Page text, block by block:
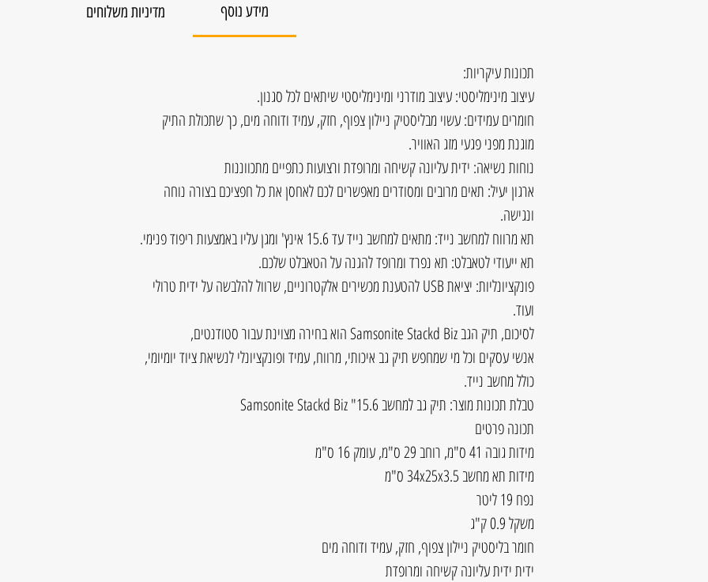
מידע נוסף מדיניות משלוחים
תכונות עיקריות:
עיצוב מינימליסטי: עיצוב מודרני ומינימליסטי שיתאים לכל סגנון.
חומרים עמידים: עשוי מבליסטיק ניילון צפוף, חזק, עמיד ודוחה מים, כך שתכולת התיק
מוגנת מפני פגעי מזג האוויר.
נוחות נשיאה: ידית עליונה קשיחה ומרופדת ורצועות כתפיים מתכווננות
ארגון יעיל: תאים מרובים ומסודרים מאפשרים לכם לאחסן את כל חפציכם בצורה נוחה
ונגישה.
תא מרווח למחשב נייד: מתאים למחשב נייד עד 15.6 אינץ' ומגן עליו באמצעות ריפוד פנימי.
תא ייעודי לטאבלט: תא נפרד ומרופד להגנה על הטאבלט שלכם.
פונקציונליות: יציאת USB להטענת מכשירים אלקטרוניים, שרוול להלבשה על ידית טרולי
ועוד.
לסיכום, תיק הגב Samsonite Stackd Biz הוא בחירה מצוינת עבור סטודנטים,
אנשי עסקים וכל מי שמחפש תיק גב איכותי, מרווח, עמיד ופונקציונלי לנשיאת ציוד יומיומי,
כולל מחשב נייד.
טבלת תכונות מוצר: תיק גב למחשב 15.6" Samsonite Stackd Biz
תכונה פרטים
מידות גובה 41 ס"מ, רוחב 29 ס"מ, עומק 16 ס"מ
מידות תא מחשב 34x25x3.5 ס"מ
נפח 19 ליטר
משקל 0.9 ק"ג
חומר בליסטיק ניילון צפוף, חזק, עמיד ודוחה מים
ידית ידית עליונה קשיחה ומרופדת